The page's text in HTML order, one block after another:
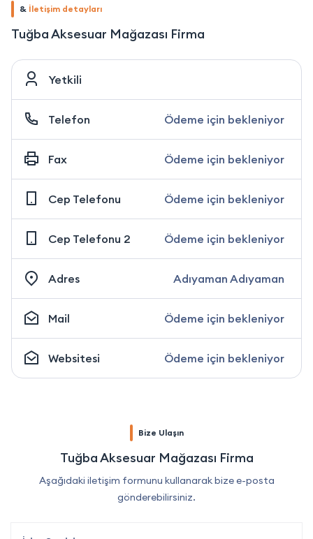
& İletişim detayları
Tuğba Aksesuar Mağazası Firma
Yetkili
Telefon Ödeme için bekleniyor
Fax Ödeme için bekleniyor
Cep Telefonu Ödeme için bekleniyor
Cep Telefonu 2 Ödeme için bekleniyor
Adres Adıyaman Adıyaman
Mail Ödeme için bekleniyor
Websitesi Ödeme için bekleniyor
Bize Ulaşın
Tuğba Aksesuar Mağazası Firma
Aşağıdaki iletişim formunu kullanarak bize e-posta
gönderebilirsiniz.